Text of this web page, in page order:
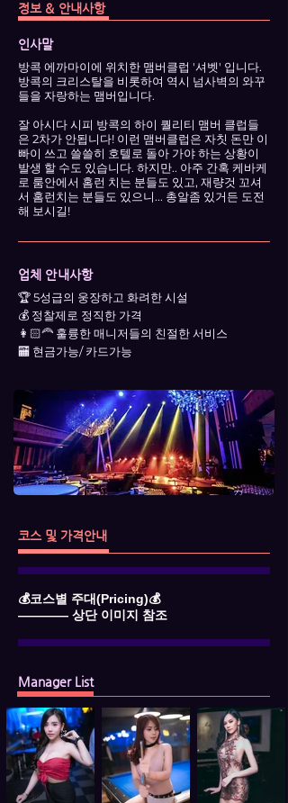
정보 & 안내사항
인사말
방콕 에까마이에 위치한 맴버클럽 '셔벳' 입니다.
방콕의 크리스탈을 비롯하여 역시 넘사벽의 와꾸
들을 자랑하는 맴버입니다.
잘 아시다 시피 방콕의 하이 퀄리티 맴버 클럽들
은 2차가 안됩니다! 이런 맴버클럽은 자칫 돈만 이
빠이 쓰고 쓸쓸히 호텔로 돌아 가야 하는 상황이
발생 할 수도 있습니다. 하지만.. 아주 간혹 케바케
로 룸안에서 홈런 치는 분들도 있고, 재량것 꼬셔
서 홈런치는 분들도 있으니... 총알좀 있거든 도전
해 보시길!
업체 안내사항
🏆 5성급의 웅장하고 화려한 시설
💰 정찰제로 정직한 가격
👩🏻‍🦰 훌륭한 매니저들의 친절한 서비스
🏧 현금가능/ 카드가능
코스 및 가격안내
💰코스별 주대(Pricing)💰
―――― 상단 이미지 참조
Manager List